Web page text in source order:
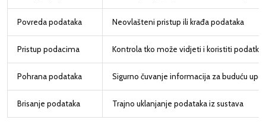
Povreda podataka Neovlašteni pristup ili krađa podataka
Pristup podacima Kontrola tko može vidjeti i koristiti podatke
Pohrana podataka Sigurno čuvanje informacija za buduću
Brisanje podataka Trajno uklanjanje podataka iz sustava